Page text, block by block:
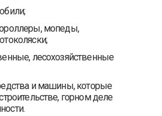
мопеды,
лесохозяйственные
и машины, которые
горном деле